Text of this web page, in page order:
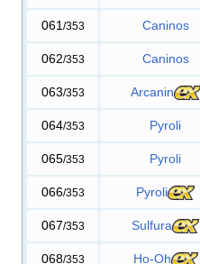
061 /353 Caninos
062/353 Caninos
063/353 Arcanin
064/353 Pyroli
065/353 Pyroli
066/353 Pyroli
067/353 Sulfura
068/353 Ho-Oh